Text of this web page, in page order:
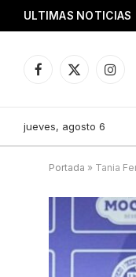
ULTIMAS NOTICIAS
Facebook
X
jueves, agosto 6
Portada » Tania